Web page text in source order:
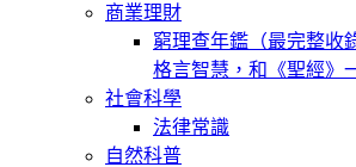
商業理財
窮理查年鑑（最完整收
格言智慧，和《聖經》
社會科學
法律常識
自然科普